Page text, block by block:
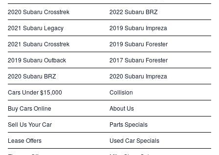
2020 Subaru Crosstrek
2022 Subaru BRZ
2021 Subaru Legacy
2019 Subaru Impreza
2021 Subaru Crosstrek
2019 Subaru Forester
2019 Subaru Outback
2017 Subaru Forester
2020 Subaru BRZ
2020 Subaru Impreza
Cars Under $15,000
Collision
Buy Cars Online
About Us
Sell Us Your Car
Parts Specials
Lease Offers
Used Car Specials